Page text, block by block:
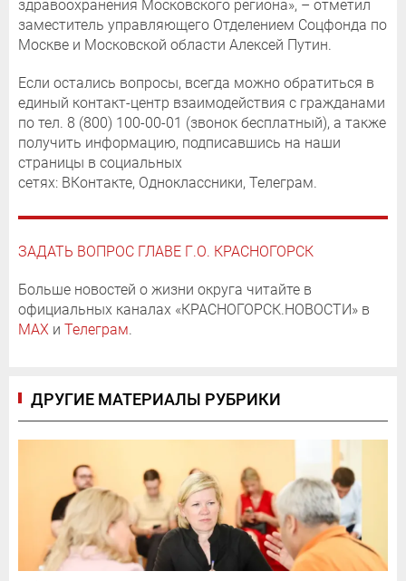
здравоохранения Московского региона», – отметил
заместитель управляющего Отделением Соцфонда по
Москве и Московской области Алексей Путин.
Если остались вопросы, всегда можно обратиться в
единый контакт-центр взаимодействия с гражданами
по тел. 8 (800) 100-00-01 (звонок бесплатный), а также
получить информацию, подписавшись на наши
страницы в социальных
сетях: ВКонтакте, Одноклассники, Телеграм.
ЗАДАТЬ ВОПРОС ГЛАВЕ Г.О. КРАСНОГОРСК
Больше новостей о жизни округа читайте в
официальных каналах «КРАСНОГОРСК.НОВОСТИ» в
MAX и Телеграм.
ДРУГИЕ МАТЕРИАЛЫ РУБРИКИ